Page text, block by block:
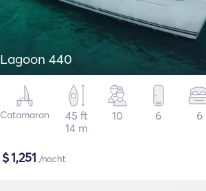
Lagoon 440
Catamaran
45 ft
14 m
10 6 6
$1,251 /nacht